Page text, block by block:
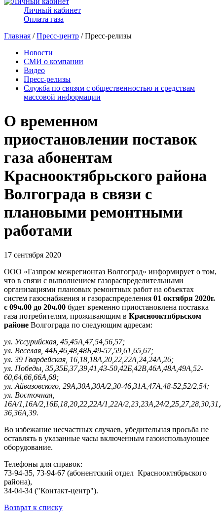
Личный кабинет
Оплата газа
Главная /Пресс-центр / Пресс-релизы
Новости
СМИ о компании
Видео
Пресс-релизы
Служба по связям с общественностью и средствам
массовой информации
О временном
приостановлении поставок
газа абонентам
Краснооктябрьского района
Волгограда в связи с
плановыми ремонтными
работами
17 сентября 2020
ООО «Газпром межрегионгаз Волгоград» информирует о том,
что в связи с выполнением газораспределительными
организациями плановых ремонтных работ на объектах
систем газоснабжения и газораспределения 01 октября 2020г.
с 09ч.00 до 20ч.00 будет временно приостановлена поставка
газа потребителям, проживающим в Краснооктябрьском
районе Волгограда по следующим адресам:
ул. Уссурийская, 45,45А,47,54,56,57;
ул. Веселая, 44Б,46,48,48Б,49-57,59,61,65,67;
ул. 39 Гвардейская, 16,18,18А,20,22,22А,24,24А,26;
ул. Победы, 35,35Б,37,39,41,43-50,42Б,42В,46А,48А,49А,52-
60,64,66,66А,68;
ул. Айвазовского, 29А,30А,30А/2,30-46,31А,47А,48-52,52/2,54;
ул. Восточная,
16А/1,16А/2,16Б,18,20,22,22А/1,22А/2,23,23А,24/
36,36А,39.
Во избежание несчастных случаев, убедительная просьба не
оставлять в указанные часы включенным газоиспользующее
оборудование.
Телефоны для справок:
73-94-35, 73-94-67 (абонентский отдел Краснооктябрьского
района),
34-04-34 ("Контакт-центр").
Возврат к списку